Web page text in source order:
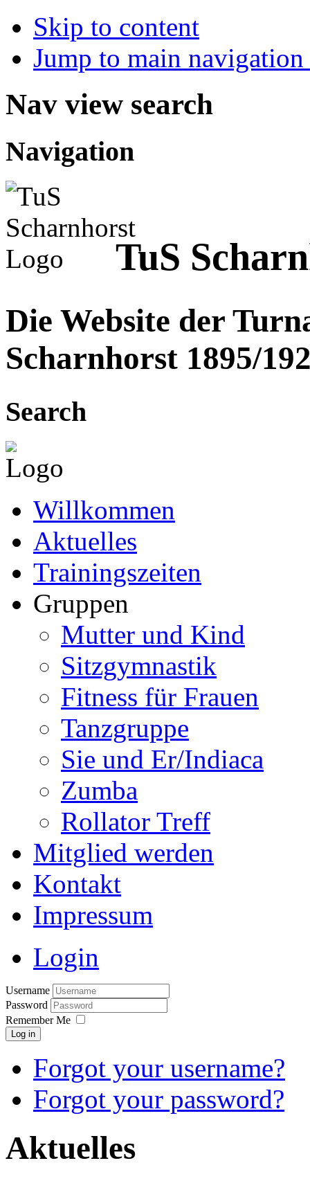
Skip to content
Jump to main
Nav view search
Navigation
TuS
Die Website der
Scharnhorst 1895/
Search
Willkommen
Aktuelles
Trainingszeiten
Gruppen
Mutter und Kind
Sitzgymnastik
Fitness für Frauen
Tanzgruppe
Sie und Er/Indiaca
Zumba
Rollator Treff
Mitglied werden
Kontakt
Impressum
Login
Username
Password
Remember Me
Log in
Forgot your username?
Forgot your password?
Aktuelles